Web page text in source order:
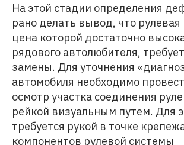
На этой стадии определения
рано делать вывод, что
цена которой достаточно
рядового автолюбителя,
замены. Для уточнения
автомобиля необходимо
осмотр участка соединения
рейкой визуальным путем. Для
требуется рукой в точке
компонентов рулевой системы